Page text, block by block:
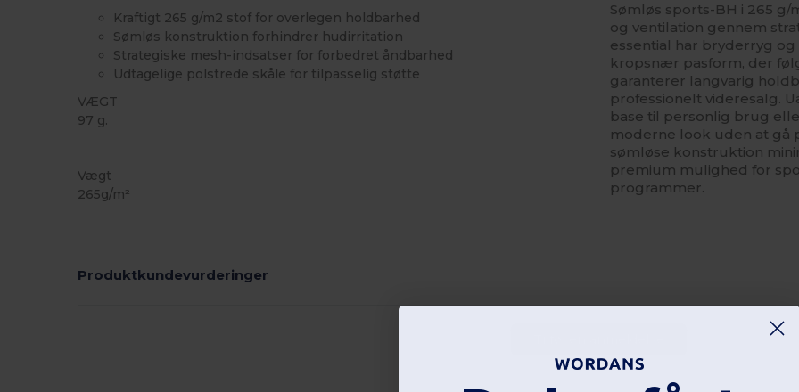
Kraftigt 265 g/m2 stof for overlegen holdbarhed
Sømløs konstruktion forhindrer hudirritation
Strategiske mesh-indsatser for forbedret åndbarhed
Udtagelige polstrede skåle for tilpasselig støtte
VÆGT
97 g.
Vægt
265g/m²
Sømløs sports-BH i 265
og ventilation gennem
essential har bryderryg
kropsnær pasform, der
garanterer langvarig
professionelt videresalg.
base til personlig brug
moderne look uden at gå
sømløse konstruktion
premium mulighed for
programmer.
Produktkundevurderinger